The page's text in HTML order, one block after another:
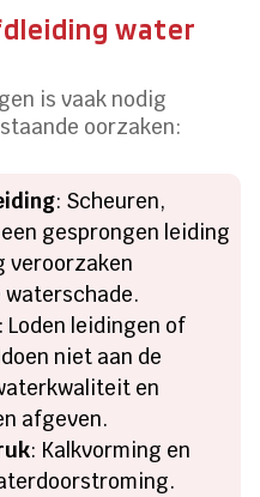
water
is vaak nodig
oorzaken:
: Scheuren,
gesprongen leiding
veroorzaken
: Loden leidingen of
niet aan de
en
afgeven.
: Kalkvorming en